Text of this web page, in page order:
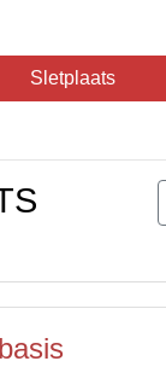
Sletplaats